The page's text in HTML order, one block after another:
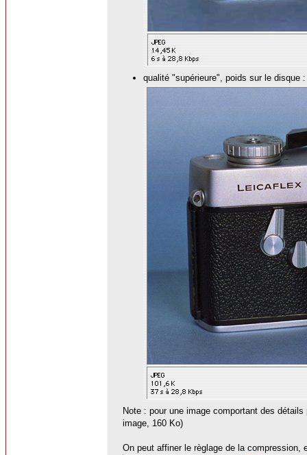
qualité "supérieure", poids sur le disque
Note : pour une image comportant des
image, 160 Ko)
On peut affiner le règlage de la